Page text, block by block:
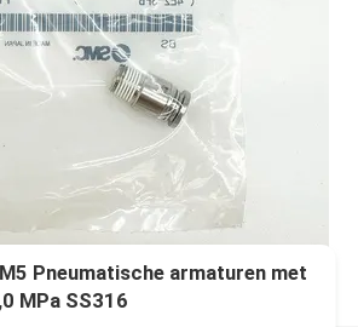
Pneumatische armaturen met
MPa SS316